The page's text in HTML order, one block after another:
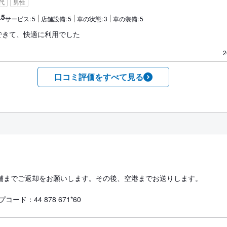
サービス:5 店舗設備:5 車の状態:3 車の装備:5
て、快適に利用でした
口コミ評価をすべて見る
でご返却をお願いします。その後、空港までお送りします。
コード：44 878 671*60